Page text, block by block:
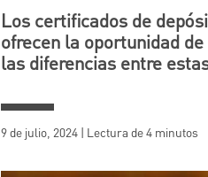
Los certificados de
ofrecen la oportunidad
las diferencias entre
9 de julio, 2024 | Lectura de 4 minutos